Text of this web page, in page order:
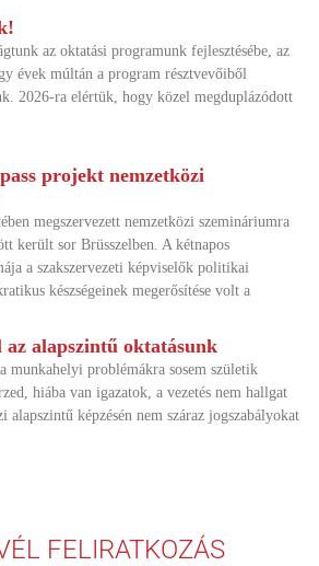
az oktatási programunk fejlesztésébe, az
évek múltán a program résztvevőiből
2026-ra elértük, hogy közel megduplázódott
projekt nemzetközi
megszervezett nemzetközi szemináriumra
került sor Brüsszelben. A kétnapos
a szakszervezeti képviselők politikai
készségeinek megerősítése volt a
az alapszintű oktatásunk
munkahelyi problémákra sosem születik
hiába van igazatok, a vezetés nem hallgat
alapszintű képzésén nem száraz jogszabályokat
FELIRATKOZÁS